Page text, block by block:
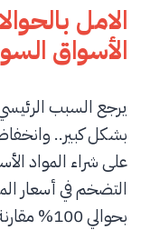
الامل
الأسواق
يرجع السبب الرئيسي
بشكل كبير..
على شراء المواد
التضخم في أسعار
بحوالي